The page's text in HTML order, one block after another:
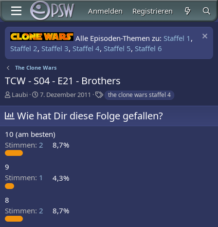
Anmelden Registrieren
Alle Episoden-Themen zu: Staffel 1 ,
Staffel 2, Staffel 3, Staffel 4, Staffel 5, Staffel 6
The Clone Wars
TCW - S04 - E21 - Brothers
E
s
t
e
l
l
e
Laubi
E
t
e
l
l
7. Dezember 2011
S
h
l
a
the clone wars staffel 4
Wie hat Dir diese Folge gefallen?
10 (am besten)
Stimmen: 2 8,7%
9
Stimmen: 1 4,3%
8
Stimmen: 2 8,7%